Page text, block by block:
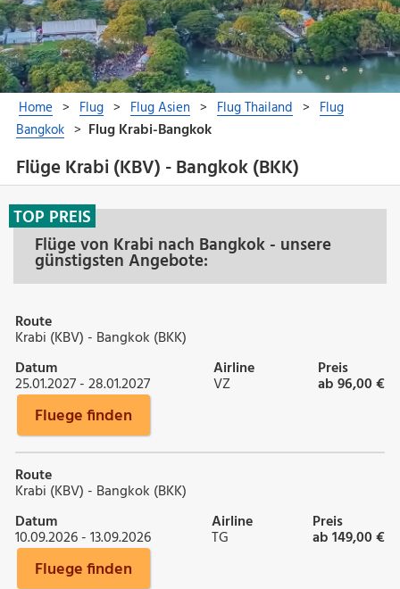
Flüge Krabi (KBV) - Bangkok (BKK)
Flüge von Krabi nach Bangkok - unsere
günstigsten Angebote:
TOP PREIS
Route
Krabi (KBV) - Bangkok (BKK)
Datum
25.01.2027 - 28.01.2027
Airline
VZ
Preis
ab 96,00 €
Fluege finden
Route
Krabi (KBV) - Bangkok (BKK)
Datum
10.09.2026 - 13.09.2026
Airline
TG
Preis
ab 149,00 €
Fluege finden